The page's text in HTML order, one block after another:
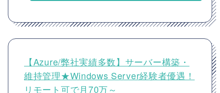
【Azure/弊社実績多数】サーバー構築・
維持管理★Windows Server経験者優遇！
リモート可で月70万～